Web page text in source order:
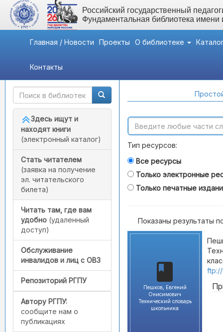
Российский государственный
Фундаментальная библиотека
Главная / Новости Проекты О библиотеке
Контакты
Быстрый доступ
Здесь ищут и
находят книги
(электронный каталог)
Стать читателем
(заявка на получение
эл. читательского
билета)
Читать там, где вам
удобно (удаленный
доступ)
Обслуживание
инвалидов и лиц с ОВЗ
Репозиторий РГПУ
Автору РГПУ:
сообщите нам о
публикациях
Тип ресурсов:
Все ресурсы
Только электронные
Только печатные
Показаны результаты
Пешков, Евгений
Онисимович
Технический словарь
школьника